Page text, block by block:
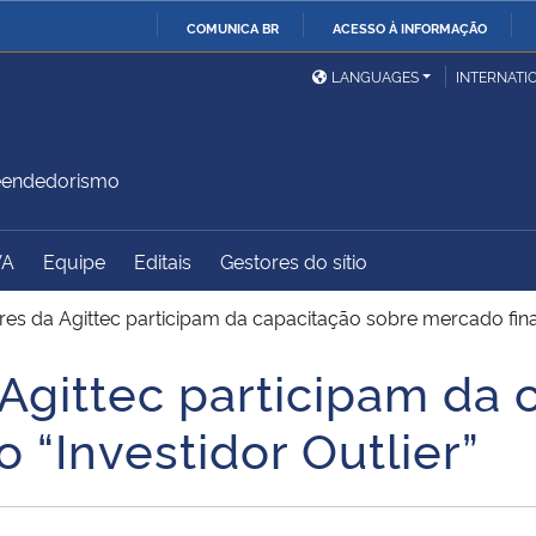
COMUNICA BR ACESSO À INFORMAÇÃO
Ministério da Defesa
Ministério das Relações
Exteriores
Ministério do
Desenvolvimento Regional
Controladoria-Geral da
União
Advocacia-Geral da União Banco Central do Brasil
LANGUAGES
Equipe Editais Gestores do sítio
da Agittec participam da capacitação sobre mercado
participam da
“Investidor Outlier”